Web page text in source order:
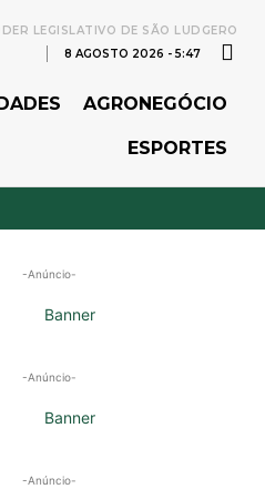
LEGISLATIVO DE SÃO LUDGERO
8 AGOSTO 2026 - 5:47
AGRONEGÓCIO
ESPORTES
-Anúncio-
-Anúncio-
-Anúncio-